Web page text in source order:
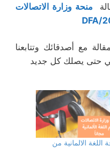
منحة وزارة الاتصالات
مع أصدقائك وتتابعنا
حتى يصلك كل جديد
اللغة الالمانية من